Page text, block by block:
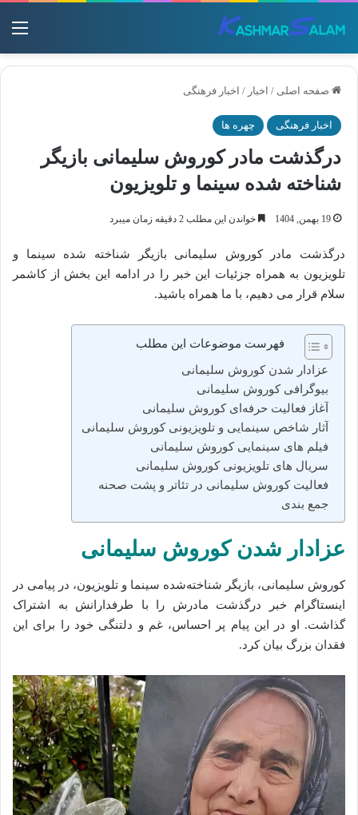
صفحه اصلی / اخبار / اخبار فرهنگی
اخبار فرهنگی چهره ها
درگذشت مادر کوروش سلیمانی بازیگر
شناخته‌ شده سینما و تلویزیون
19 بهمن, 1404 خواندن این مطلب 2 دقیقه زمان میبرد
درگذشت مادر کوروش سلیمانی بازیگر شناخته‌ شده سینما و
تلویزیون به همراه جزئیات این خبر را در ادامه این بخش از کاشمر
سلام قرار می دهیم، با ما همراه باشید.
فهرست موضوعات این مطلب
عزادار شدن کوروش سلیمانی
بیوگرافی کوروش سلیمانی
آغاز فعالیت حرفه‌ای کوروش سلیمانی
آثار شاخص سینمایی و تلویزیونی کوروش سلیمانی
فیلم های سینمایی کوروش سلیمانی
سریال های تلویزیونی کوروش سلیمانی
فعالیت کوروش سلیمانی در تئاتر و پشت صحنه
جمع‌ بندی
عزادار شدن کوروش سلیمانی
کوروش سلیمانی، بازیگر شناخته‌شده سینما و تلویزیون، در پیامی در
اینستاگرام خبر درگذشت مادرش را با طرفدارانش به اشتراک
گذاشت. او در این پیام پر احساس، غم و دلتنگی خود را برای این
فقدان بزرگ بیان کرد.